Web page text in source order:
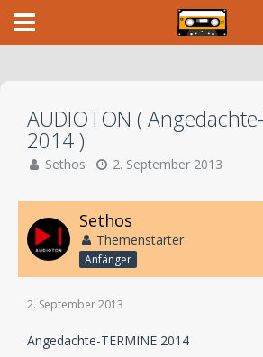
AUDIOTON (
2014 )
Sethos 2. September 2013
Sethos
Themenstarter
Anfänger
2. September 2013
Angedachte-TERMINE 2014